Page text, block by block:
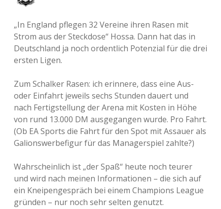
„In England pflegen 32 Vereine ihren Rasen mit
Strom aus der Steckdose“ Hossa. Dann hat das in
Deutschland ja noch ordentlich Potenzial für die drei
ersten Ligen.
Zum Schalker Rasen: ich erinnere, dass eine Aus-
oder Einfahrt jeweils sechs Stunden dauert und
nach Fertigstellung der Arena mit Kosten in Höhe
von rund 13.000 DM ausgegangen wurde. Pro Fahrt.
(Ob EA Sports die Fahrt für den Spot mit Assauer als
Galionswerbefigur für das Managerspiel zahlte?)
Wahrscheinlich ist „der Spaß“ heute noch teurer
und wird nach meinen Informationen – die sich auf
ein Kneipengespräch bei einem Champions League
gründen – nur noch sehr selten genutzt.